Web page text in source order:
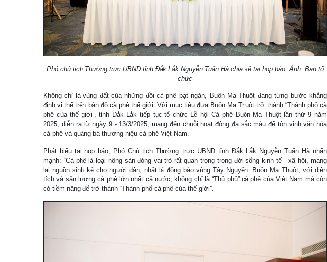
Phó chủ tịch Thường trực UBND tỉnh Đắk Lắk Nguyễn Tuấn Hà chia sẻ tại họp báo. Ảnh: Ban tổ
chức
Không chỉ là vùng đất của những đồi cà phê bạt ngàn, Buôn Ma Thuột đang từng bước khẳng
định vị thế trên bản đồ cà phê thế giới. Với mục tiêu đưa Buôn Ma Thuột trở thành “Thành phố cà
phê của thế giới”, tỉnh Đắk Lắk tiếp tục tổ chức Lễ hội Cà phê Buôn Ma Thuột lần thứ 9 năm
2025, diễn ra từ ngày 9 - 13/3/2025, mang đến chuỗi hoạt động đa sắc màu để tôn vinh văn hóa
cà phê và quảng bá thương hiệu cà phê Việt Nam.
Phát biểu tại họp báo, Phó Chủ tịch Thường trực UBND tỉnh Đắk Lắk Nguyễn Tuấn Hà nhấn
mạnh: “Cà phê là loại nông sản đóng vai trò rất quan trọng trong đời sống kinh tế - xã hội, mang
lại nguồn sinh kế cho người dân, nhất là đồng bào vùng Tây Nguyên. Buôn Ma Thuột, với diện
tích và sản lượng cà phê lớn nhất cả nước, không chỉ là “Thủ phủ” cà phê của Việt Nam mà còn
có tiềm năng để trở thành “Thành phố cà phê của thế giới”.